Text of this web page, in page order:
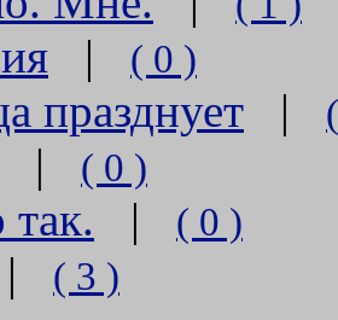
| ( 0 )
празднует |
| ( 0 )
так. | ( 0 )
( 3 )